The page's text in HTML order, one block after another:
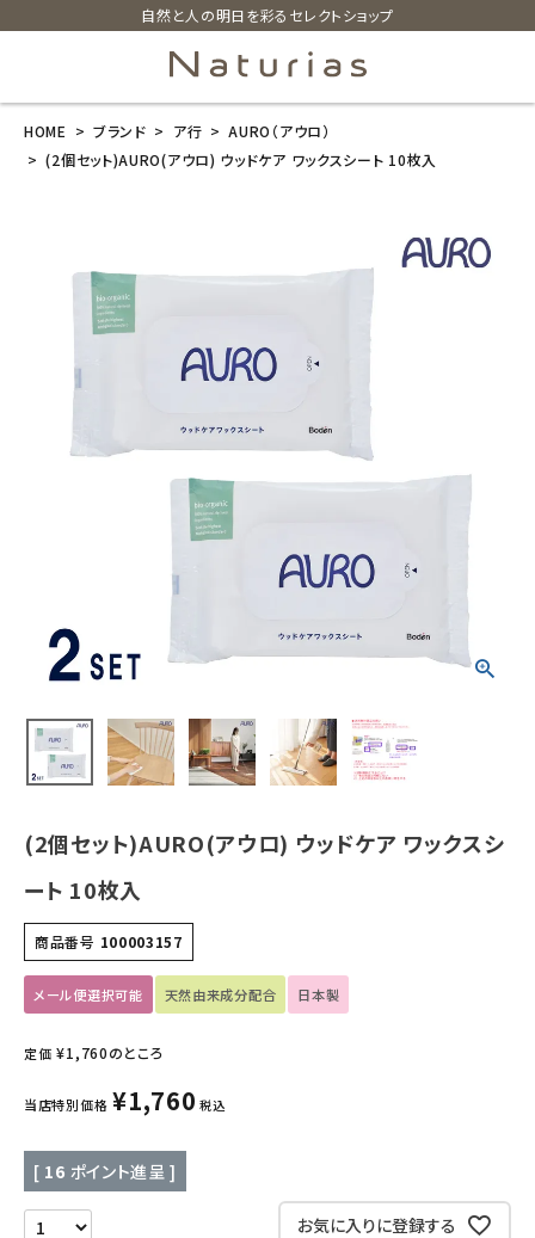
自然と人の明日を彩るセレクトショップ
search
(2個セット)AU
新商品
カテゴリーから探す
美容・コスメ・香水
衛生用品
日用品雑貨
フェムケア
キッチン用品
フード・ドリンク
HOME ブランド ア行
AURO（アウロ）
(2個セット)AURO(アウロ) ウッドケア ワックスシート 10枚入
(2個セット)AURO(アウロ) ウッドケア ワックスシ
ート 10枚入
商品番号 100003157
メール便選択可能 天然由来成分配合 日本製
定価 ¥1,760のところ
当店特別価格 ¥1,760 税込
[ 16 ポイント進呈 ]
お気に入りに登録する